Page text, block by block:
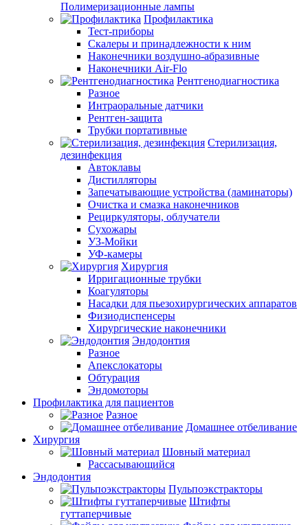
Полимеризационные лампы
Профилактика
Тест-приборы
Скалеры и принадлежности к ним
Наконечники воздушно-абразивные
Наконечники Air-Flo
Рентгенодиагностика
Разное
Интраоральные датчики
Рентген-защита
Трубки портативные
Стерилизация,
дезинфекция
Автоклавы
Дистилляторы
Запечатывающие устройства (ламинаторы)
Очистка и смазка наконечников
Рециркуляторы, облучатели
Сухожары
УЗ-Мойки
УФ-камеры
Хирургия
Ирригационные трубки
Коагуляторы
Насадки для пьезохирургических аппаратов
Физиодиспенсеры
Хирургические наконечники
Эндодонтия
Разное
Апекслокаторы
Обтурация
Эндомоторы
Профилактика для пациентов
Разное
Домашнее отбеливание
Хирургия
Шовный материал
Рассасывающийся
Эндодонтия
Пульпоэкстракторы
Штифты
гуттаперчивые